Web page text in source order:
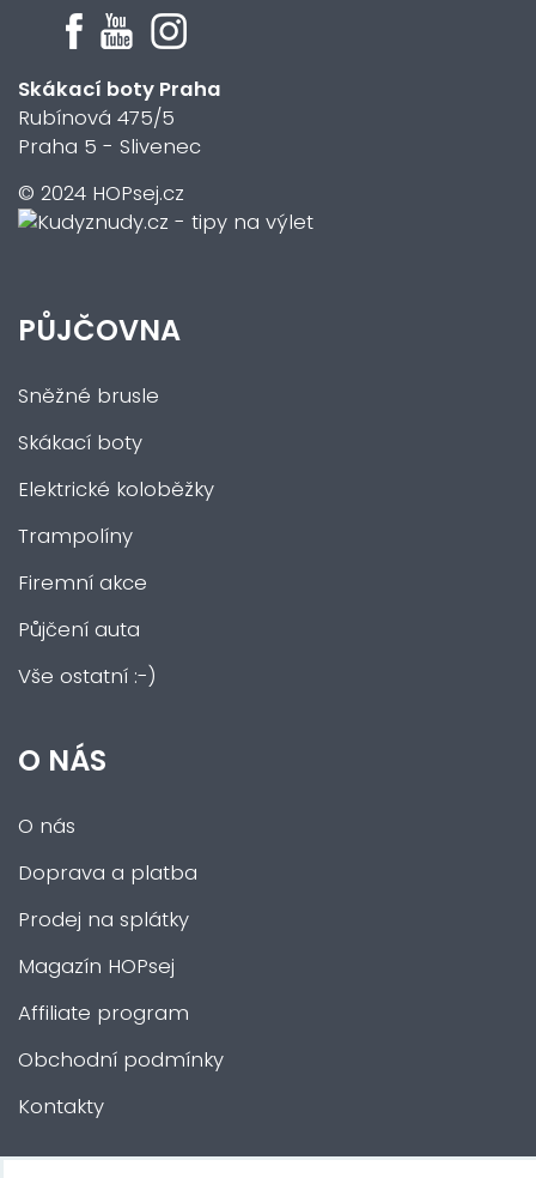
Skákací boty Praha
Rubínová 475/5
Praha 5 - Slivenec
© 2024 HOPsej.cz
PŮJČOVNA
Sněžné brusle
Skákací boty
Elektrické koloběžky
Trampolíny
Firemní akce
Půjčení auta
Vše ostatní :-)
O NÁS
O nás
Doprava a platba
Prodej na splátky
Magazín HOPsej
Affiliate program
Obchodní podmínky
Kontakty